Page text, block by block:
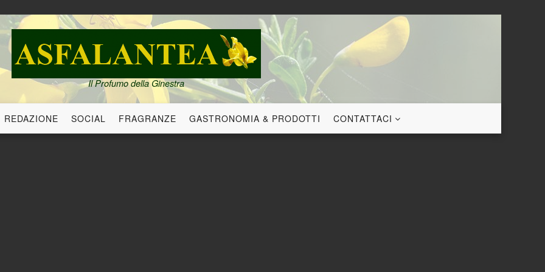
Il Profumo della Ginestra
REDAZIONE SOCIAL FRAGRANZE GASTRONOMIA & PRODOTTI CONTATTACI